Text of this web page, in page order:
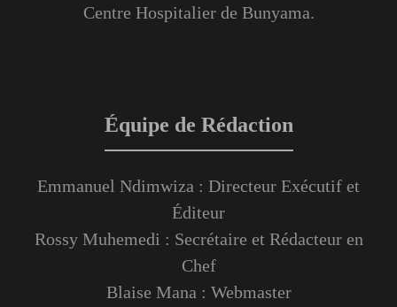
Centre Hospitalier de Bunyama.
Équipe de Rédaction
Emmanuel Ndimwiza : Directeur Exécutif et
Éditeur
Rossy Muhemedi : Secrétaire et Rédacteur en
Chef
Blaise Mana : Webmaster